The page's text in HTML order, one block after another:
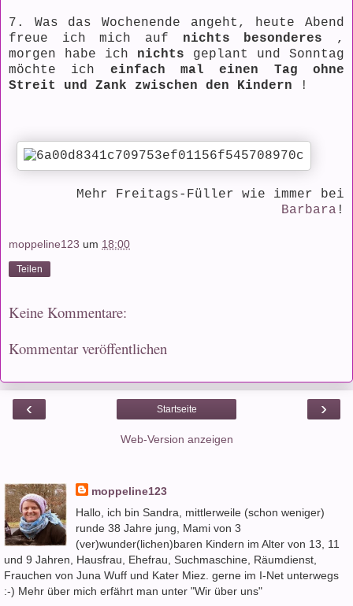
7. Was das Wochenende angeht, heute Abend
freue ich mich auf nichts besonderes ,
morgen habe ich nichts geplant und Sonntag
möchte ich einfach mal einen Tag ohne
Streit und Zank zwischen den Kindern !
Mehr Freitags-Füller wie immer bei
Barbara !
moppeline123 um 18:00
Teilen
Keine Kommentare:
Kommentar veröffentlichen
‹ ›
Startseite
Web-Version anzeigen
moppeline123
Hallo, ich bin Sandra, mittlerweile (schon weniger)
runde 38 Jahre jung, Mami von 3
(ver)wunder(lichen)baren Kindern im Alter von 13, 11
und 9 Jahren, Hausfrau, Ehefrau, Suchmaschine, Räumdienst,
Frauchen von Juna Wuff und Kater Miez. gerne im I-Net unterwegs
:-) Mehr über mich erfährt man unter "Wir über uns"